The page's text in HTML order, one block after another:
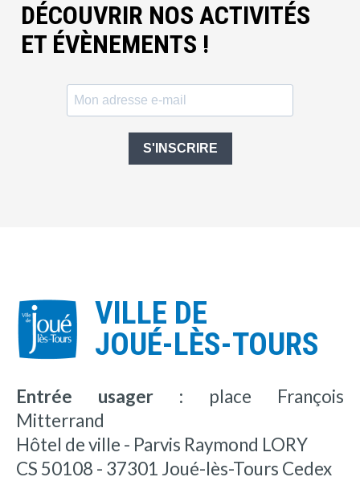
DÉCOUVRIR NOS ACTIVITÉS
ET ÉVÈNEMENTS !
S'INSCRIRE
VILLE DE
JOUÉ-LÈS-TOURS
Entrée usager : place François
Mitterrand
Hôtel de ville - Parvis Raymond LORY
CS 50108 - 37301 Joué-lès-Tours Cedex